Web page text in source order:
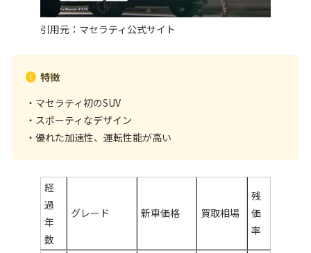
引用元： マセラティ公式サイト
特徴
・マセラティ初のSUV
・スポーティなデザイン
・優れた加速性、運転性能が高い
経
過
年
数
グレード 新車価格 買取相場
残
価
率